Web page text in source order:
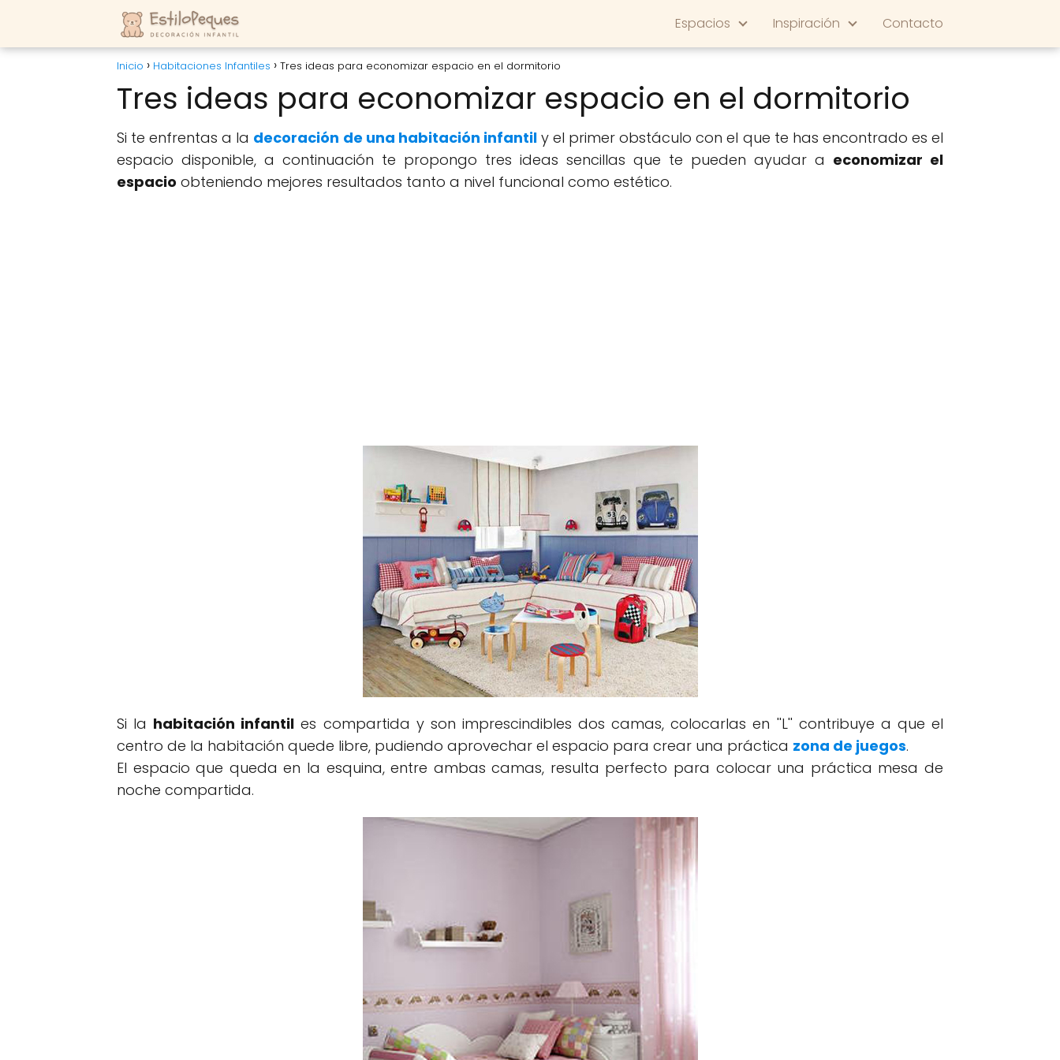
Espacios Inspiración Contacto
Inicio Habitaciones Infantiles Tres ideas para economizar espacio en el dormitorio
Tres ideas para economizar espacio en el dormitorio
Si te enfrentas a la decoración de una habitación infantily el primer obstáculo con el que te has encontrado es el
espacio disponible, a continuación te propongo tres ideas sencillas que te pueden ayudar a economizar el
espacio obteniendo mejores resultados tanto a nivel funcional como estético.
Si la habitación infantil es compartida y son imprescindibles dos camas, colocarlas en ''L'' contribuye a que el
centro de la habitación quede libre, pudiendo aprovechar el espacio para crear una práctica zona de juegos.
El espacio que queda en la esquina, entre ambas camas, resulta perfecto para colocar una práctica mesa de
noche compartida.